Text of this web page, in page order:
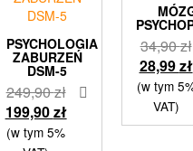
PSYCHOLOGIA
ZABURZEŃ
DSM-5
249,90złPierwotna
cena
wynosiła:
199,90złAktualna
(w tym 5%
34,90zł
28,99zł
(w tym
VAT)